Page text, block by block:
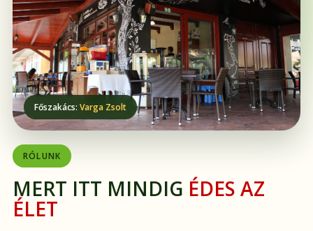
Főszakács: Varga Zsolt
RÓLUNK
MERT ITT MINDIG ÉDES AZ
ÉLET